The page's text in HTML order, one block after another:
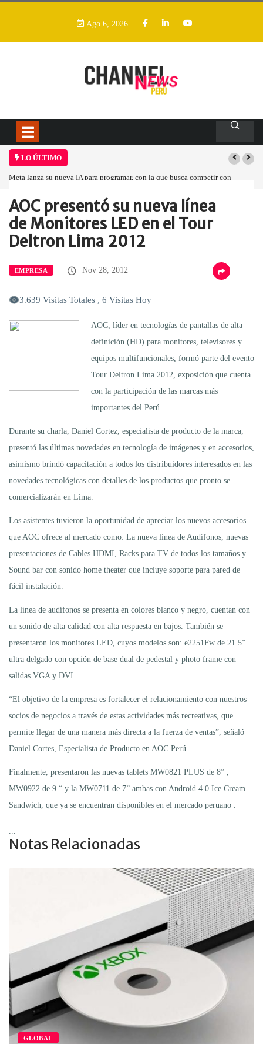
Ago 6, 2026
LO ÚLTIMO
Meta lanza su nueva IA para programar, con la que busca competir con
Home
Empresa AOC presentó su…
AOC presentó su nueva línea
de Monitores LED en el Tour
Deltron Lima 2012
EMPRESA Nov 28, 2012
3.639 Visitas Totales , 6 Visitas Hoy
AOC, líder en tecnologías de pantallas de alta
definición (HD) para monitores, televisores y
equipos multifuncionales, formó parte del evento
Tour Deltron Lima 2012, exposición que cuenta
con la participación de las marcas más
importantes del Perú.
Durante su charla, Daniel Cortez, especialista de producto de la marca,
presentó las últimas novedades en tecnología de imágenes y en accesorios,
asimismo brindó capacitación a todos los distribuidores interesados en las
novedades tecnológicas con detalles de los productos que pronto se
comercializarán en Lima.
Los asistentes tuvieron la oportunidad de apreciar los nuevos accesorios
que AOC ofrece al mercado como: La nueva línea de Audífonos, nuevas
presentaciones de Cables HDMI, Racks para TV de todos los tamaños y
Sound bar con sonido home theater que incluye soporte para pared de
fácil instalación.
La línea de audífonos se presenta en colores blanco y negro, cuentan con
un sonido de alta calidad con alta respuesta en bajos. También se
presentaron los monitores LED, cuyos modelos son: e2251Fw de 21.5”
ultra delgado con opción de base dual de pedestal y photo frame con
salidas VGA y DVI.
“El objetivo de la empresa es fortalecer el relacionamiento con nuestros
socios de negocios a través de estas actividades más recreativas, que
permite llegar de una manera más directa a la fuerza de ventas”, señaló
Daniel Cortes, Especialista de Producto en AOC Perú.
Finalmente, presentaron las nuevas tablets MW0821 PLUS de 8” ,
MW0922 de 9 “ y la MW0711 de 7” ambas con Android 4.0 Ice Cream
Sandwich, que ya se encuentran disponibles en el mercado peruano .
Notas Relacionadas
GLOBAL